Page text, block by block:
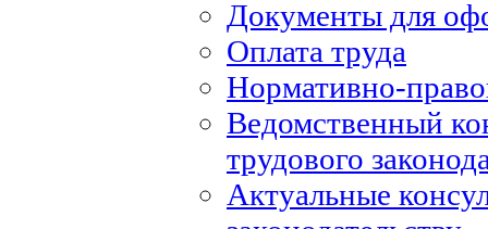
Документы для
Оплата труда
Нормативно-
Ведомственный
трудового
Актуальные